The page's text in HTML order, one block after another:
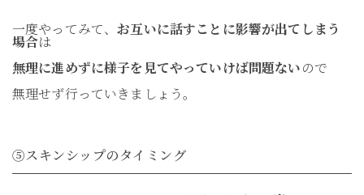
一度やってみて、お互いに話すことに影響が出てしまう
場合は
無理に進めずに様子を見てやっていけば問題ないので
無理せず行っていきましょう。
⑤スキンシップのタイミング